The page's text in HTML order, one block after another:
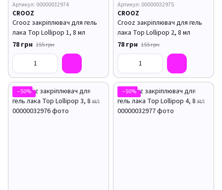
Артикул: 00000032974
CROOZ
Crooz закріплювач для гель
лака Top Lollipop 1, 8 мл
78 грн 155 грн
Артикул: 00000032975
CROOZ
Crooz закріплювач для гель
лака Top Lollipop 2, 8 мл
78 грн 155 грн
−50% −50%